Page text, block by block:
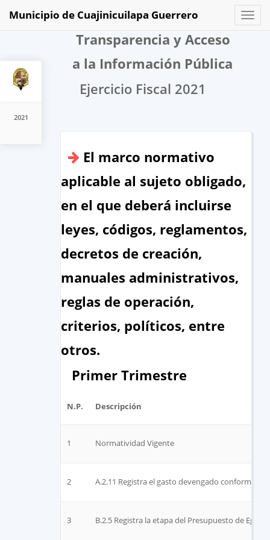
2021
Toggle
Municipio de Cuajinicuilapa Guerrero
Transparencia y Acceso
a la Información Pública
Ejercicio Fiscal 2021
El marco normativo
aplicable al sujeto obligado,
en el que deberá incluirse
leyes, códigos, reglamentos,
decretos de creación,
manuales administrativos,
reglas de operación,
criterios, políticos, entre
otros.
Primer Trimestre
N.P. Descripción
1 Normatividad Vigente
2 A.2.11 Registra el gasto devengado conforme a
3 B.2.5 Registra la etapa del Presupuesto de